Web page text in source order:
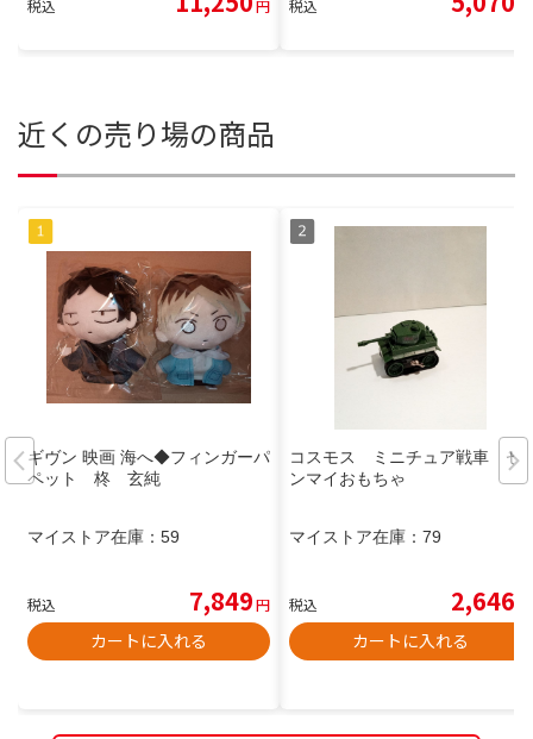
税込 円 税込
近くの売り場の商品
ギヴン 映画 海へ◆フィンガーパ
ペット 柊 玄純
マイストア在庫： 59
税込 7,849円
カートに入れる
コスモス ミニチュア戦車 ゼ
ンマイおもちゃ
マイストア在庫： 79
税込 2,646
カートに入れる